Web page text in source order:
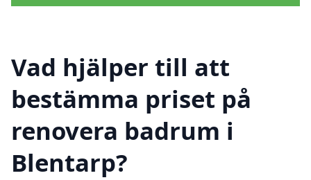
Vad hjälper till att
bestämma priset på
renovera badrum i
Blentarp?